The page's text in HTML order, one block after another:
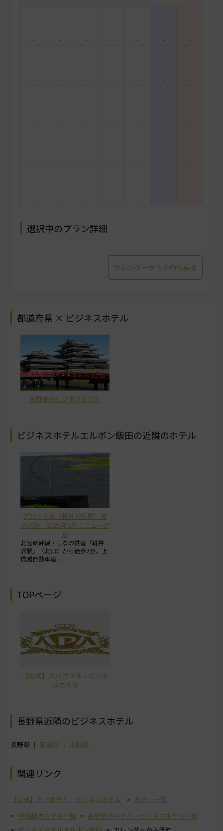
- - - - - - -
- - - - - - -
- - - - - - -
- - - - - - -
- - - - - - -
選択中のプラン詳細
カレンダーから予約へ戻る
都道府県 × ビジネスホテル
長野県のビジネスホテル
ビジネスホテルエルボン飯田の近隣のホテル
アパホテル〈軽井沢駅前〉軽
井沢荘 2026年5月リニューア
ル
北陸新幹線・しなの鉄道「軽井
沢駅」（北口）から徒歩2分、上
信越自動車道...
TOPページ
【公式】アパ ホテル｜ビジネ
スホテル
長野県近隣のビジネスホテル
長野県 新潟県 山梨県
関連リンク
【公式】アパホテル｜ビジネスホテル
ホテル一覧
甲信越のホテル一覧
長野県のホテル・ビジネスホテル一覧